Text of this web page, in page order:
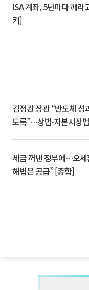
ISA 계좌, 5년마다 깨라
커]
김정관 장관 “반도체 성
도록”…상법·자본시장
세금 꺼낸 정부에…오세
해법은 공급” [종합]